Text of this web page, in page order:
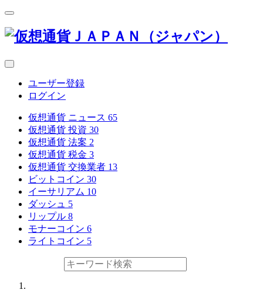
ユーザー登録
ログイン
仮想通貨 ニュース 65
仮想通貨 投資 30
仮想通貨 法案 2
仮想通貨 税金 3
仮想通貨 交換業者 13
ビットコイン 30
イーサリアム 10
ダッシュ 5
リップル 8
モナーコイン 6
ライトコイン 5